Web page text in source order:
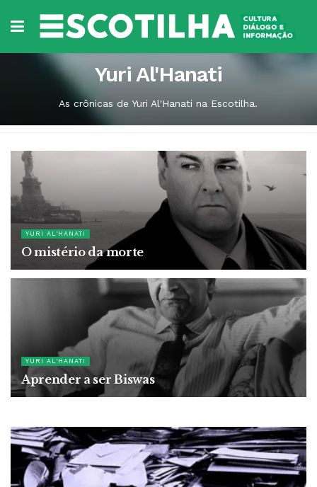
Yuri Al'Hanati
As crônicas de Yuri Al'Hanati na Escotilha.
YURI AL'HANATI
O mistério da morte
YURI AL'HANATI
Aprender a ser Biswas